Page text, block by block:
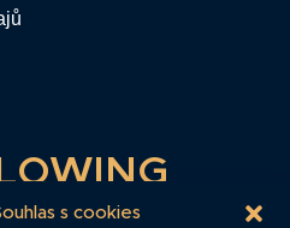
s cookies
k anonymnímu zaslání